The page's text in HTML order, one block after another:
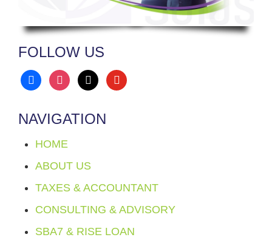
FOLLOW US
facebookinstagram
x youtube
NAVIGATION
HOME
ABOUT US
TAXES & ACCOUNTANT
CONSULTING & ADVISORY
SBA7 & RISE LOAN